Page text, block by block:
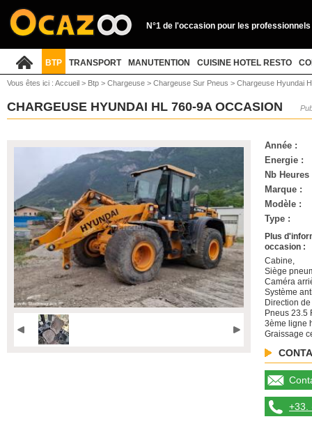
N°1 de l'occasion pour les professionnels
BTP TRANSPORT MANUTENTION CUISINE HOTEL RESTO
Vous êtes ici : Accueil > Btp > Chargeuse > Chargeuse Sur Pneus > Chargeuse Hyundai
CHARGEUSE HYUNDAI HL 760-9A OCCASION
Année :
Energie :
Nb Heures
Marque :
Modèle :
Type :
Plus
occasion :
Cabine,
Siège
Caméra
Système
Direction
Pneus 23.5
3ème ligne
Graissage
+33.